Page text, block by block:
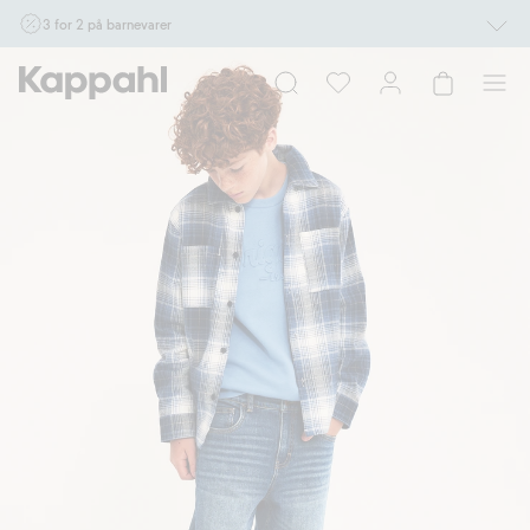
3 for 2 på barnevarer
17/8 i butikk & online for deg som er eller blir medlem. Kan ikke kombineres med
andre tilbud eller rabatter.
Handle nå